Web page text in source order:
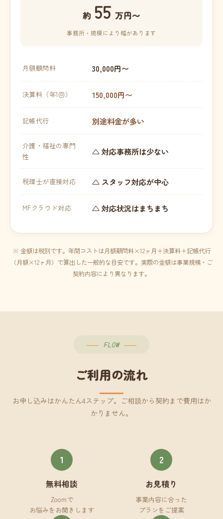
約 55 万円〜
事務所・規模により幅があります
月額顧問料 30,000円〜
決算料（年1回） 150,000円〜
記帳代行 別途料金が多い
介護・福祉の専門
性
△ 対応事務所は少ない
税理士が直接対応 △ スタッフ対応が中心
MFクラウド対応 △ 対応状況はまちまち
※ 金額は税別です。年間コストは月額顧問料×12ヶ月＋決算料＋記帳代行
（月額×12ヶ月）で算出した一般的な目安です。実際の金額は事業規模・ご
契約内容により異なります。
FLOW
ご利用の流れ
お申し込みはかんたん4ステップ。ご相談から契約まで費用はか
かりません。
1
無料相談
Zoomで
お悩みをお聞きします
2
お見積り
事業内容に合った
プランをご提案